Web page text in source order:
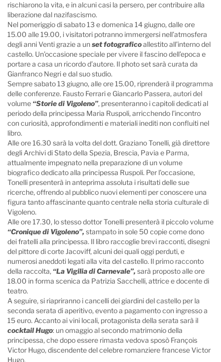
rischiarono la vita, e in alcuni casi la persero, per contribuire alla
liberazione dal nazifascismo.
Nel pomeriggio di sabato 13 e domenica 14 giugno, dalle ore
15.00 alle 19.00, i visitatori potranno immergersi nell’atmosfera
degli anni Venti grazie a unset fotograficoallestito all’interno del
castello. Un’occasione speciale per vivere il fascino dell’epoca e
portare a casa un ricordo d’autore. Il photo set sarà curata da
Gianfranco Negri e dal suo studio.
Sempre sabato 13 giugno, alle ore 15.00, riprenderà il programma
delle conferenze. Fausto Ferrari e Giancarlo Passera, autori del
volume “Storie di Vigoleno”, presenteranno i capitoli dedicati al
periodo della principessa Maria Ruspoli, arricchendo l’incontro
con curiosità, approfondimenti e materiali inediti non confluiti nel
libro.
Alle ore 16.30 sarà la volta del dott. Graziano Tonelli, già direttore
degli Archivi di Stato della Spezia, Brescia, Pavia e Parma,
attualmente impegnato nella preparazione di un volume
biografico dedicato alla principessa Ruspoli. Per l’occasione,
Tonelli presenterà in anteprima assoluta i risultati delle sue
ricerche, offrendo al pubblico nuovi elementi per conoscere una
figura tanto affascinante quanto centrale nella storia culturale di
Vigoleno.
Alle ore 17.30, lo stesso dottor Tonelli presenterà il piccolo volume
“Cronique di Vigoleno”, stampato in sole 50 copie come dono
dei fratelli alla principessa. Il libro raccoglie brevi racconti, disegni
del pittore di corte Jacoviff, alcuni dei quali oggi perduti, e
numerosi aneddoti legati alla vita del castello. Il primo racconto
della raccolta, “La Vigilia di Carnevale”, sarà proposto alle ore
18.00 in forma scenica da Patrizia Sacchelli, attrice e docente di
teatro.
A seguire, si riapriranno i cancelli dei giardini del castello per la
seconda serata di aperitivo, evento a pagamento con ingresso a
15 euro. Accanto ai vini locali, protagonista della serata sarà il
cocktail Hugo: un omaggio al secondo matrimonio della
principessa, che dopo essere rimasta vedova sposò François
Victor Hugo, discendente del celebre romanziere francese Victor
Hugo.